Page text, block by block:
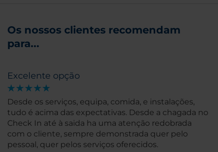
Os nossos clientes recomendam
para...
Excelente opção
Desde os serviços, equipa, comida, e instalações,
tudo é acima das expectativas. Desde a chagada no
Check In até à saida ha uma atenção redobrada
com o cliente, sempre demonstrada quer pelo
pessoal, quer pelos serviços oferecidos.